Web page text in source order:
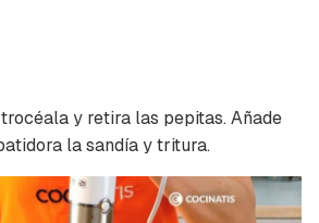
y retira las pepitas. Añade
la sandía y tritura.